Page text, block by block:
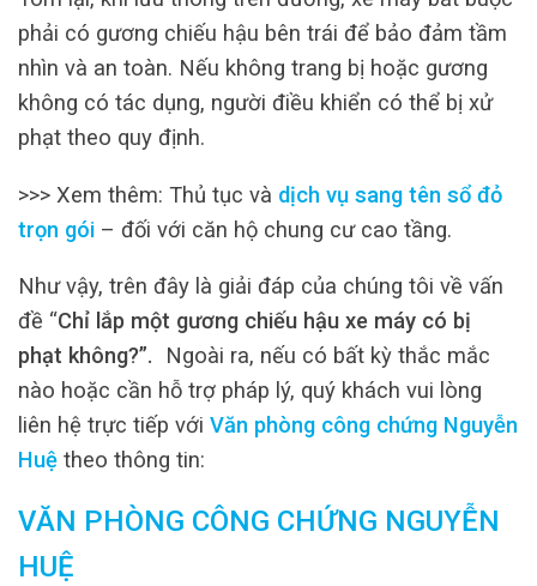
phải có gương chiếu hậu bên trái để bảo đảm tầm
nhìn và an toàn. Nếu không trang bị hoặc gương
không có tác dụng, người điều khiển có thể bị xử
phạt theo quy định.
>>> Xem thêm: Thủ tục và dịch vụ sang tên sổ đỏ
trọn gói – đối với căn hộ chung cư cao tầng.
Như vậy, trên đây là giải đáp của chúng tôi về vấn
đề “Chỉ lắp một gương chiếu hậu xe máy có bị
phạt không?”.
Ngoài ra, nếu có bất kỳ thắc mắc
nào hoặc cần hỗ trợ pháp lý, quý khách vui lòng
liên hệ trực tiếp với Văn phòng công chứng Nguyễn
Huệ theo thông tin:
VĂN PHÒNG CÔNG CHỨNG NGUYỄN
HUỆ